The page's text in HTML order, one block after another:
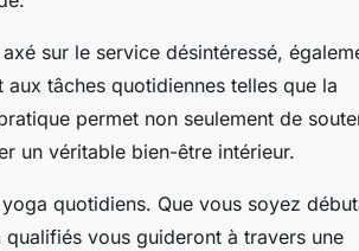
sur le service désintéressé,
tâches quotidiennes telles que la
permet non seulement de
un véritable bien-être intérieur.
quotidiens. Que vous soyez
vous guideront à travers une